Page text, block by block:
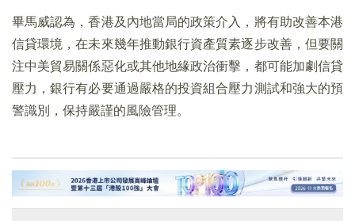
畢馬威認為，香港及內地當局的政策介入，將有助改善本港
信貸環境，在未來幾年推動銀行資產質素逐步改善，但要關
注中美貿易關係惡化或其他地緣政治衝擊，都可能加劇信貸
壓力，銀行有必要通過嚴格的投資組合壓力測試和強大的預
警識別，保持嚴謹的風險管理。